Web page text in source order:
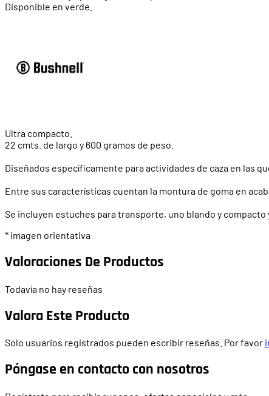
Disponible en verde.
Ultra compacto.
22 cmts. de largo y 600 gramos de peso.
Diseñados específicamente para actividades de caza en las
Entre sus características cuentan la montura de goma en
Se incluyen estuches para transporte, uno blando y compacto
* imagen orientativa
Valoraciones De Productos
Todavía no hay reseñas
Valora Este Producto
Solo usuarios registrados pueden escribir reseñas. Por favor
Póngase en contacto con nosotros